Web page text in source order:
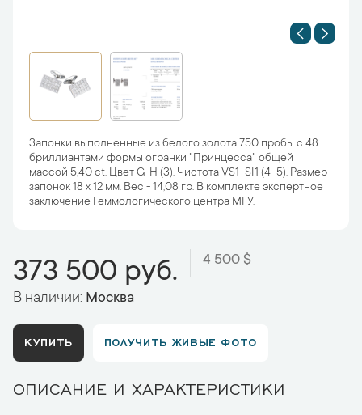
Запонки выполненные из белого золота 750 пробы с 48
бриллиантами формы огранки "Принцесса" общей
массой 5,40 ct. Цвет G-H (3). Чистота VS1-SI1 (4-5). Размер
запонок 18 х 12 мм. Вес - 14,08 гр. В комплекте экспертное
заключение Геммологического центра МГУ.
373 500 руб. 4 500 $
В наличии: Москва
КУПИТЬ ПОЛУЧИТЬ ЖИВЫЕ ФОТО
ОПИСАНИЕ И ХАРАКТЕРИСТИКИ